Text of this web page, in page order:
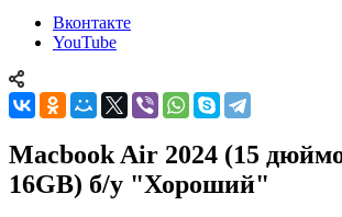
Вконтакте
YouTube
Macbook Air 2024 (15
16GB) б/у "Хороший"